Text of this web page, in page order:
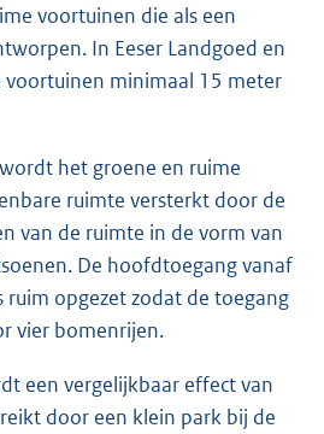
voortuinen die als een
In Eeser Landgoed en
voortuinen minimaal 15 meter
het groene en ruime
ruimte versterkt door de
van de ruimte in de vorm van
De hoofdtoegang vanaf
ruim opgezet zodat de toegang
vier bomenrijen.
een vergelijkbaar effect van
door een klein park bij de